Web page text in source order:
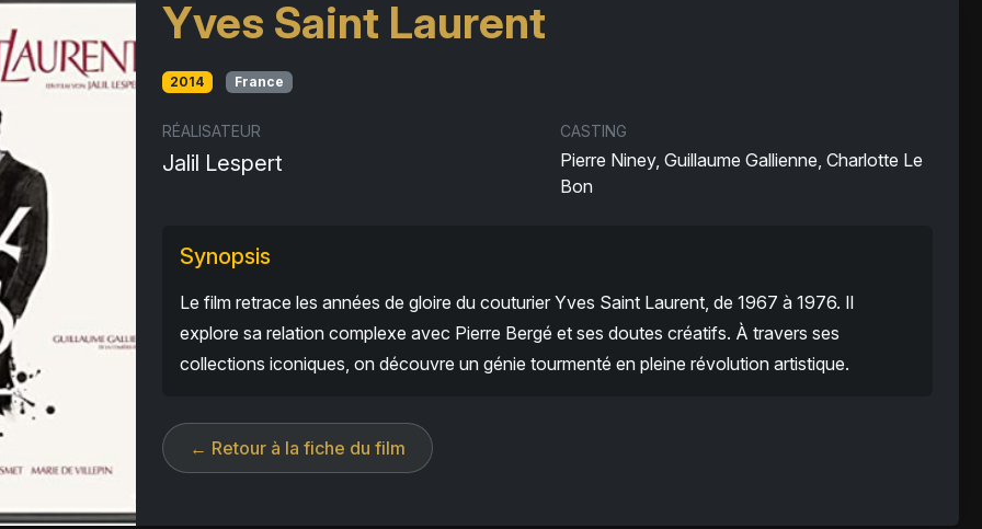
Yves Saint Laurent
2014 France
RÉALISATEUR
Jalil Lespert
CASTING
Pierre Niney, Guillaume Gallienne, Charlotte Le
Bon
Synopsis
Le film retrace les années de gloire du couturier Yves Saint Laurent, de 1967 à 1976. Il
explore sa relation complexe avec Pierre Bergé et ses doutes créatifs. À travers ses
collections iconiques, on découvre un génie tourmenté en pleine révolution artistique.
← Retour à la fiche du film